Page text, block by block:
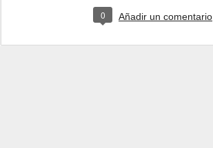
0 Añadir un comentario